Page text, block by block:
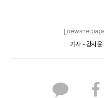
[
기사 - 강시윤